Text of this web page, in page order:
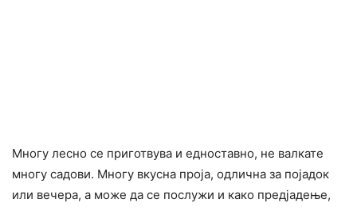
Многу лесно се приготвува и едноставно, не валкате
многу садови. Многу вкусна проја, одлична за појадок
или вечера, а може да се послужи и како предјадење,